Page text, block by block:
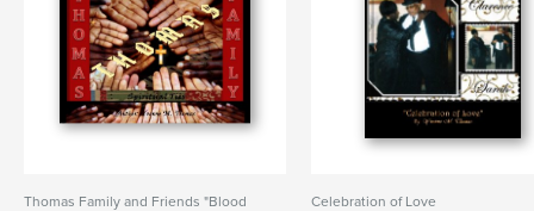
Thomas Family and Friends "Blood
Celebration of Love